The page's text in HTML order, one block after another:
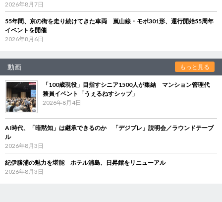
2026年8月7日
55年間、京の街を走り続けてきた車両 嵐山線・モボ301形、運行開始55周年
イベントを開催
2026年8月6日
動画 もっと見る
「100歳現役」目指すシニア1500人が集結 マンション管理代
務員イベント「うぇるねすシップ」
2026年8月4日
AI時代、「暗黙知」は継承できるのか 「デジブレ」説明会／ラウンドテーブ
ル
2026年8月3日
紀伊勝浦の魅力を堪能 ホテル浦島、日昇館をリニューアル
2026年8月3日